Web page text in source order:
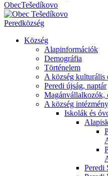
ObecTešedíkovo
Peredközség
Község
Alapinformációk
Demográfia
Történelem
A község kulturális
Peredi újság, naptár
Magánvállalkozók,
A község
Iskolák és
Peredi